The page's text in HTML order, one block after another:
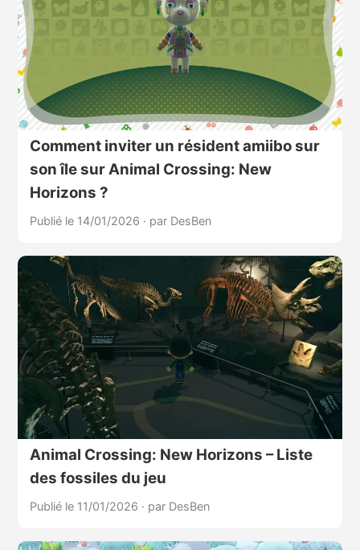
Comment inviter un résident amiibo sur
son île sur Animal Crossing: New
Horizons ?
Publié le 14/01/2026 · par DesBen
Animal Crossing: New Horizons – Liste
des fossiles du jeu
Publié le 11/01/2026 · par DesBen